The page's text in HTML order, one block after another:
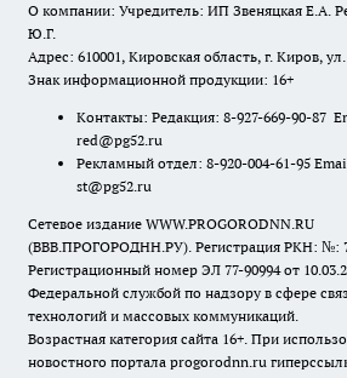
О компании: Учредитель: ИП Звеняцкая Е.А.
Ю.Г.
Адрес: 610001, Кировская область, г. Киров,
Знак информационной продукции: 16+
Контакты: Редакция: 8-927-669-90-87
red@pg52.ru
Рекламный отдел: 8-920-004-61-95
st@pg52.ru
Сетевое издание WWW.PROGORODNN.RU
(ВВВ.ПРОГОРОДНН.РУ). Регистрация РКН: №:
Регистрационный номер ЭЛ 77-90994 от
Федеральной службой по надзору в сфере
технологий и массовых коммуникаций.
Возрастная категория сайта 16+. При
новостного портала progorodnn.ru